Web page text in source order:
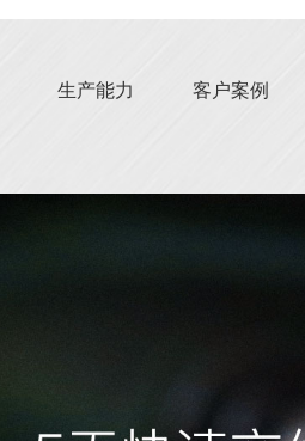
生产能力 客户案例